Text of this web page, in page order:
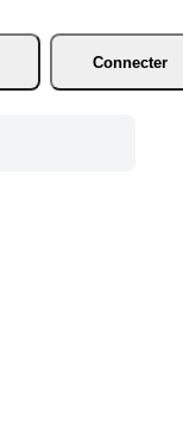
Connecter